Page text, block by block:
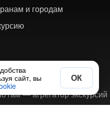
и городам
— агрегатор
сайт, вы
ОК